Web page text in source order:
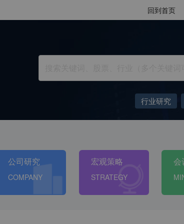
回到首页
行业研究
会议纪要
公司研究
COMPANY
宏观策略
STRATEGY
会